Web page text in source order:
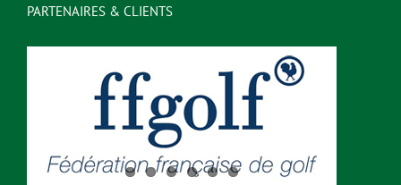
PARTENAIRES & CLIENTS